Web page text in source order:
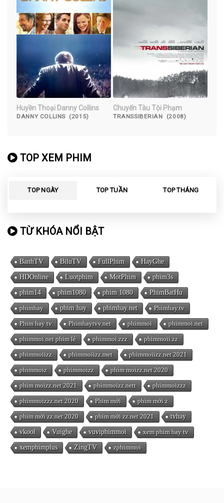
Huyền Thoại Danny Collins
DANNY COLLINS (2015)
Chuyến Tàu Tội Phạm
TRANSSIBERIAN (2008)
TOP XEM PHIM
TOP NGÀY TOP TUẦN TOP THÁNG
TỪ KHÓA NỔI BẬT
BanhTV BiluTV FullPhim HayGhe
HDOnline Luotphim MotPhim phim3s
phim14 phim1080 phim 1080 PhimBatHu
phimhay phim hay phimhay.net Phimhay.tv
Phim hay tv Phimhaytvv.net phimmoi phimmoi.net
phimmoi.net phim lẻ phimmoi.zzz phimmoii.zz
phimmoiizz phimmoiizz.met phimmoiizz.net 2021
phimmoiz phimmoizz phim moizz.net 2020
phim moizz.net 2021 phimmoizz.nett phimmoizzz
phimmoizzz.net 2020 Phim mới phim mới z
phim mới zz.net 2020 phim mới zz.net 2021 tvhay
vkool Vuighe vuviphimmoi xem phim hay tv
xemphimplus ZingTV zphimmoi